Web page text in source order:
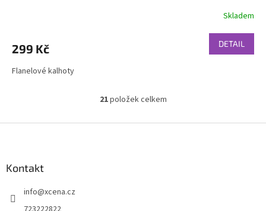
Skladem
299 Kč DETAIL
Flanelové kalhoty
O
l
21položek celkem
Kontakt
info@xcena.cz